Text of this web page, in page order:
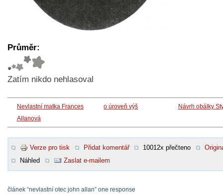
Průměr:
Zatím nikdo nehlasoval
Nevlastní matka Frances
Allanová
o úroveň výš Návrh obálky
Verze pro tisk Přidat komentář 10012x přečteno
Náhled
Zaslat e-mailem
článek “nevlastní otec john allan” one response